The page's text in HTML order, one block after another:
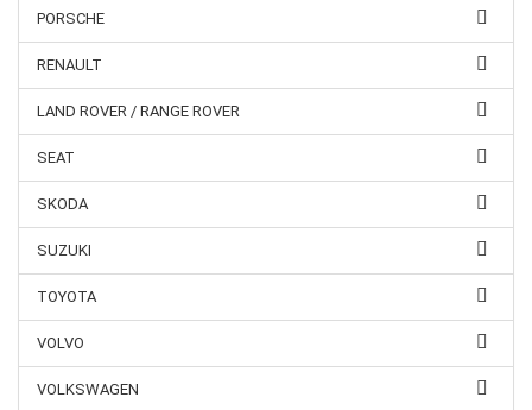
PORSCHE
RENAULT
LAND ROVER / RANGE ROVER
SEAT
SKODA
SUZUKI
TOYOTA
VOLVO
VOLKSWAGEN